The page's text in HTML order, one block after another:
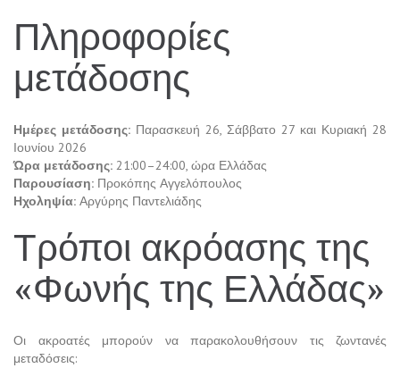
Πληροφορίες
μετάδοσης
Ημέρες μετάδοσης: Παρασκευή 26, Σάββατο 27 και Κυριακή 28
Ιουνίου 2026
Ώρα μετάδοσης: 21:00–24:00, ώρα Ελλάδας
Παρουσίαση: Προκόπης Αγγελόπουλος
Ηχοληψία: Αργύρης Παντελιάδης
Τρόποι ακρόασης της
«Φωνής της Ελλάδας»
Οι ακροατές μπορούν να παρακολουθήσουν τις ζωντανές
μεταδόσεις: